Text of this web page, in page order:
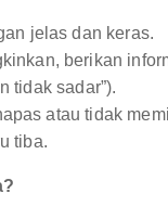
jelas dan keras.
berikan
tidak sadar”).
atau tidak
tiba.